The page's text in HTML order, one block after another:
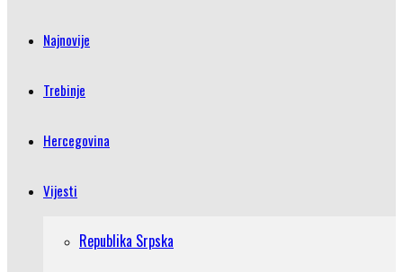
Najnovije
Trebinje
Hercegovina
Vijesti
Republika Srpska